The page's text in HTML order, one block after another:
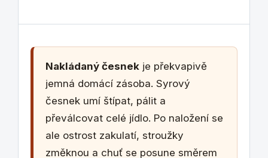
Nakládaný česnek je překvapivě
jemná domácí zásoba. Syrový
česnek umí štípat, pálit a
převálcovat celé jídlo. Po naložení se
ale ostrost zakulatí, stroužky
změknou a chuť se posune směrem